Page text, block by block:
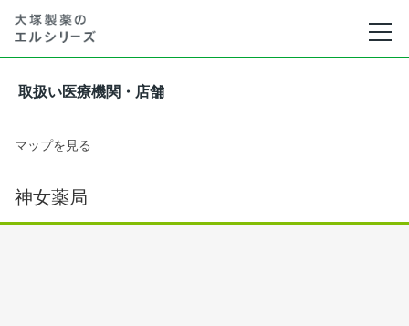
取扱い医療機関・店舗
マップを見る
神女薬局